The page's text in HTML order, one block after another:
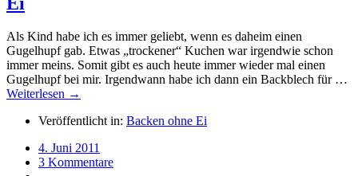
Als Kind habe ich es immer geliebt, wenn es daheim einen
Gugelhupf gab. Etwas „trockener“ Kuchen war irgendwie schon
immer meins. Somit gibt es auch heute immer wieder mal einen
Gugelhupf bei mir. Irgendwann habe ich dann ein Backblech für …
Weiterlesen →
Veröffentlicht in: Backen ohne Ei
4. Juni 2011
3 Kommentare